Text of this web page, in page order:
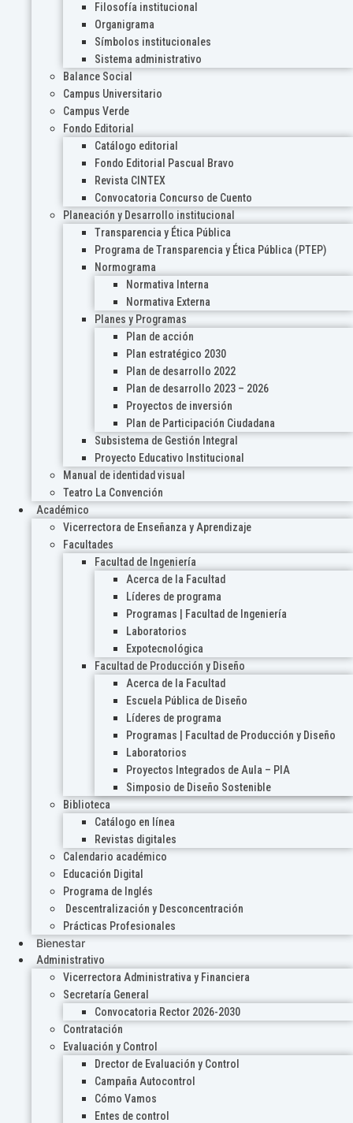
Filosofía institucional
Organigrama
Símbolos institucionales
Sistema administrativo
Balance Social
Campus Universitario
Campus Verde
Fondo Editorial
Catálogo editorial
Fondo Editorial Pascual Bravo
Revista CINTEX
Convocatoria Concurso de Cuento
Planeación y Desarrollo institucional
Transparencia y Ética Pública
Programa de Transparencia y Ética Pública (PTEP)
Normograma
Normativa Interna
Normativa Externa
Planes y Programas
Plan de acción
Plan estratégico 2030
Plan de desarrollo 2022
Plan de desarrollo 2023 – 2026
Proyectos de inversión
Plan de Participación Ciudadana
Subsistema de Gestión Integral
Proyecto Educativo Institucional
Manual de identidad visual
Teatro La Convención
Académico
Vicerrectora de Enseñanza y Aprendizaje
Facultades
Facultad de Ingeniería
Acerca de la Facultad
Líderes de programa
Programas | Facultad de Ingeniería
Laboratorios
Expotecnológica
Facultad de Producción y Diseño
Acerca de la Facultad
Escuela Pública de Diseño
Líderes de programa
Programas | Facultad de Producción y Diseño
Laboratorios
Proyectos Integrados de Aula – PIA
Simposio de Diseño Sostenible
Biblioteca
Catálogo en línea
Revistas digitales
Calendario académico
Educación Digital
Programa de Inglés
Descentralización y Desconcentración
Prácticas Profesionales
Bienestar
Administrativo
Vicerrectora Administrativa y Financiera
Secretaría General
Convocatoria Rector 2026-2030
Contratación
Evaluación y Control
Drector de Evaluación y Control
Campaña Autocontrol
Cómo Vamos
Entes de control